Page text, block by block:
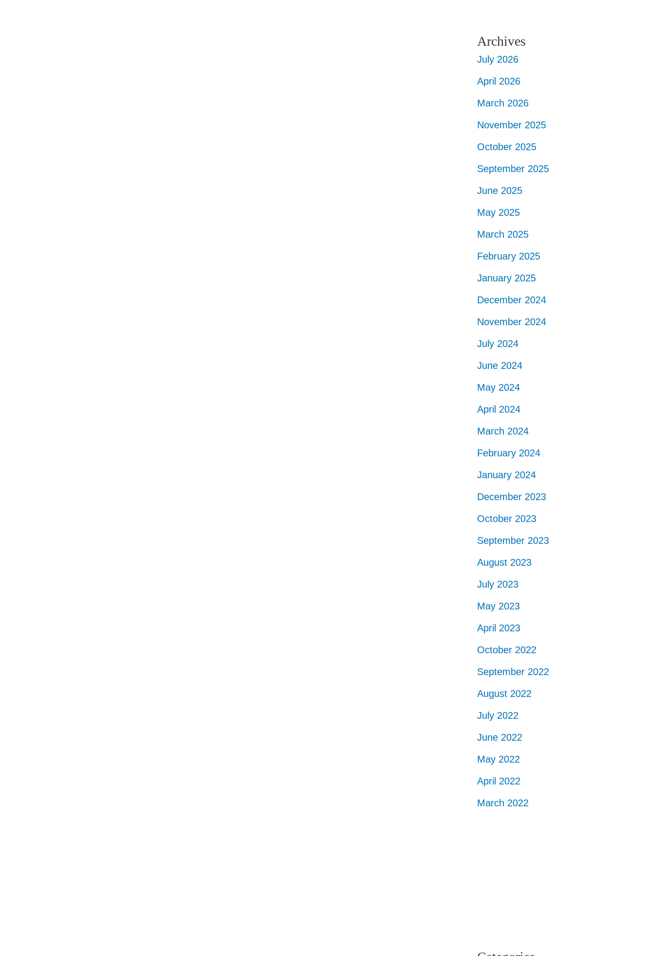
Archives
July 2026
April 2026
March 2026
November 2025
October 2025
September 2025
June 2025
May 2025
March 2025
February 2025
January 2025
December 2024
November 2024
July 2024
June 2024
May 2024
April 2024
March 2024
February 2024
January 2024
December 2023
October 2023
September 2023
August 2023
July 2023
May 2023
April 2023
October 2022
September 2022
August 2022
July 2022
June 2022
May 2022
April 2022
March 2022